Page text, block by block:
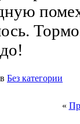
Без категории
«